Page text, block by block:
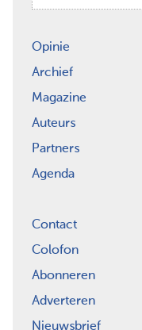
Opinie
Archief
Magazine
Auteurs
Partners
Agenda
Contact
Colofon
Abonneren
Adverteren
Nieuwsbrief